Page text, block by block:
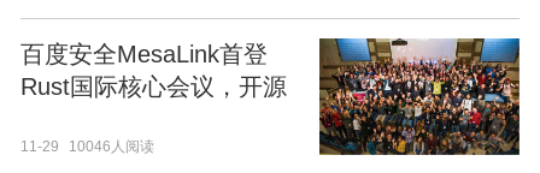
百度安全MesaLink首登
Rust国际核心会议，开源
11-29 10046人阅读